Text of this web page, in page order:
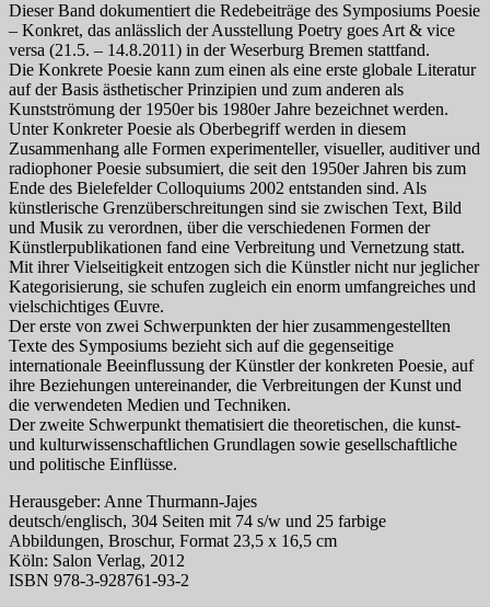
Dieser Band dokumentiert die Redebeiträge des Symposiums Poesie
– Konkret, das anlässlich der Ausstellung Poetry goes Art & vice
versa (21.5. – 14.8.2011) in der Weserburg Bremen stattfand.
Die Konkrete Poesie kann zum einen als eine erste globale Literatur
auf der Basis ästhetischer Prinzipien und zum anderen als
Kunstströmung der 1950er bis 1980er Jahre bezeichnet werden.
Unter Konkreter Poesie als Oberbegriff werden in diesem
Zusammenhang alle Formen experimenteller, visueller, auditiver und
radiophoner Poesie subsumiert, die seit den 1950er Jahren bis zum
Ende des Bielefelder Colloquiums 2002 entstanden sind. Als
künstlerische Grenzüberschreitungen sind sie zwischen Text, Bild
und Musik zu verordnen, über die verschiedenen Formen der
Künstlerpublikationen fand eine Verbreitung und Vernetzung statt.
Mit ihrer Vielseitigkeit entzogen sich die Künstler nicht nur jeglicher
Kategorisierung, sie schufen zugleich ein enorm umfangreiches und
vielschichtiges Œuvre.
Der erste von zwei Schwerpunkten der hier zusammengestellten
Texte des Symposiums bezieht sich auf die gegenseitige
internationale Beeinflussung der Künstler der konkreten Poesie, auf
ihre Beziehungen untereinander, die Verbreitungen der Kunst und
die verwendeten Medien und Techniken.
Der zweite Schwerpunkt thematisiert die theoretischen, die kunst-
und kulturwissenschaftlichen Grundlagen sowie gesellschaftliche
und politische Einflüsse.
Herausgeber: Anne Thurmann-Jajes
deutsch/englisch, 304 Seiten mit 74 s/w und 25 farbige
Abbildungen, Broschur, Format 23,5 x 16,5 cm
Köln: Salon Verlag, 2012
ISBN 978-3-928761-93-2